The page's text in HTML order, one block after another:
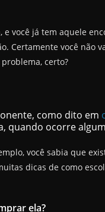
você já tem aquele
Certamente você não
certo?
como dito em
quando ocorre
você sabia que
dicas de como
ela?